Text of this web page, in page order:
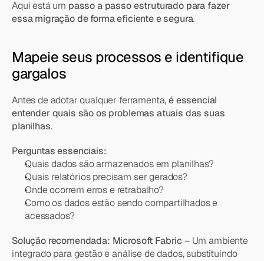
Aqui está um passo a passo estruturado para fazer
essa migração de forma eficiente e segura.
Mapeie seus processos e identifique
gargalos
Antes de adotar qualquer ferramenta, é essencial
entender quais são os problemas atuais das suas
planilhas.
Perguntas essenciais:
Quais dados são armazenados em planilhas?
Quais relatórios precisam ser gerados?
Onde ocorrem erros e retrabalho?
Como os dados estão sendo compartilhados e
acessados?
Solução recomendada: Microsoft Fabric – Um ambiente
integrado para gestão e análise de dados, substituindo